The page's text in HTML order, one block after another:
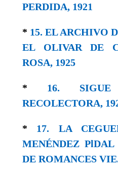
PERDIDA, 1921
* 15. EL ARCHIVO
EL OLIVAR DE
ROSA, 1925
* 16.
RECOLECTORA,
* 17. LA
MENÉNDEZ
DE ROMANCES